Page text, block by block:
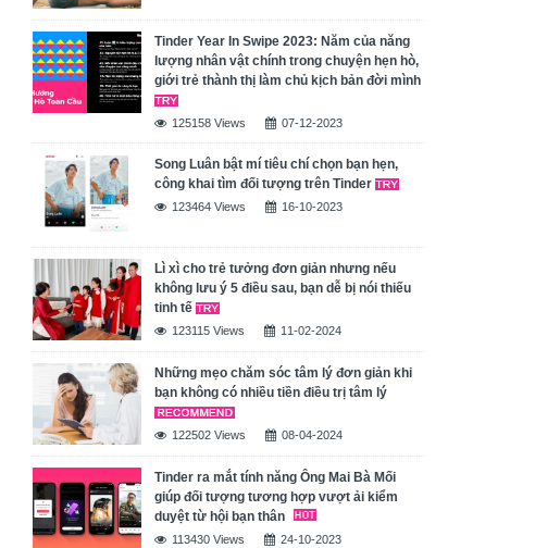
Tinder Year In Swipe 2023: Năm của năng
lượng nhân vật chính trong chuyện hẹn hò,
giới trẻ thành thị làm chủ kịch bản đời mình
125158 Views 07-12-2023
Song Luân bật mí tiêu chí chọn bạn hẹn,
công khai tìm đối tượng trên Tinder
123464 Views 16-10-2023
Lì xì cho trẻ tưởng đơn giản nhưng nếu
không lưu ý 5 điều sau, bạn dễ bị nói thiếu
tinh tế
123115 Views 11-02-2024
Những mẹo chăm sóc tâm lý đơn giản khi
bạn không có nhiều tiền điều trị tâm lý
122502 Views 08-04-2024
Tinder ra mắt tính năng Ông Mai Bà Mối
giúp đối tượng tương hợp vượt ải kiểm
duyệt từ hội bạn thân
113430 Views 24-10-2023